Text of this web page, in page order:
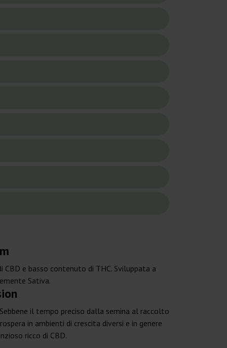
e basso contenuto di THC. Sviluppata a
Sativa.
il tempo preciso dalla semina al raccolto
in ambienti di crescita diversi e in genere
ricco di CBD.